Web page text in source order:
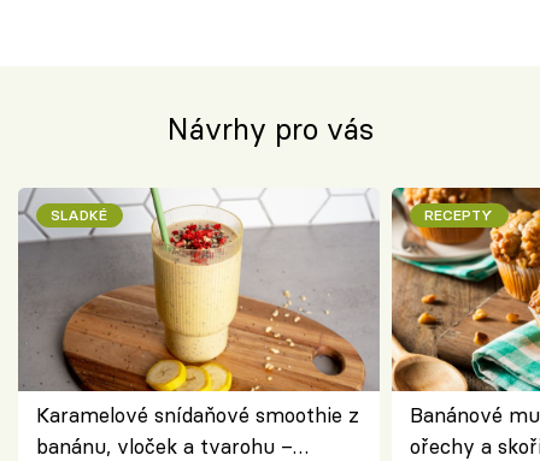
Návrhy pro vás
SLADKÉ
Karamelové snídaňové smoothie z
banánu, vloček a tvarohu –
RECEPTY
Banánové
ořechy a